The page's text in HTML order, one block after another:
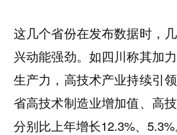
这几个省份在发布数据时，
兴动能强劲。如四川称其加
生产力，高技术产业持续引
省高技术制造业增加值、高
分别比上年增长12.3%、5.3%